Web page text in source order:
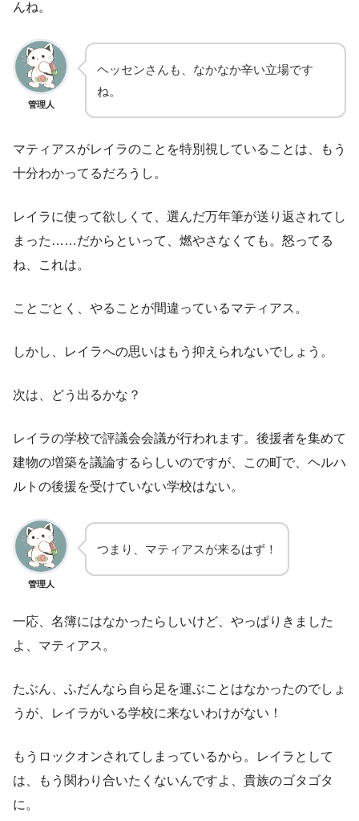
んね。
管理人
ヘッセンさんも、なかなか辛い立場です
ね。
マティアスがレイラのことを特別視していることは、もう
十分わかってるだろうし。
レイラに使って欲しくて、選んだ万年筆が送り返されてし
まった……だからといって、燃やさなくても。怒ってる
ね、これは。
ことごとく、やることが間違っているマティアス。
しかし、レイラへの思いはもう抑えられないでしょう。
次は、どう出るかな？
レイラの学校で評議会会議が行われます。後援者を集めて
建物の増築を議論するらしいのですが、この町で、ヘルハ
ルトの後援を受けていない学校はない。
管理人
つまり、マティアスが来るはず！
一応、名簿にはなかったらしいけど、やっぱりきました
よ、マティアス。
たぶん、ふだんなら自ら足を運ぶことはなかったのでしょ
うが、レイラがいる学校に来ないわけがない！
もうロックオンされてしまっているから。レイラとして
は、もう関わり合いたくないんですよ、貴族のゴタゴタ
に。